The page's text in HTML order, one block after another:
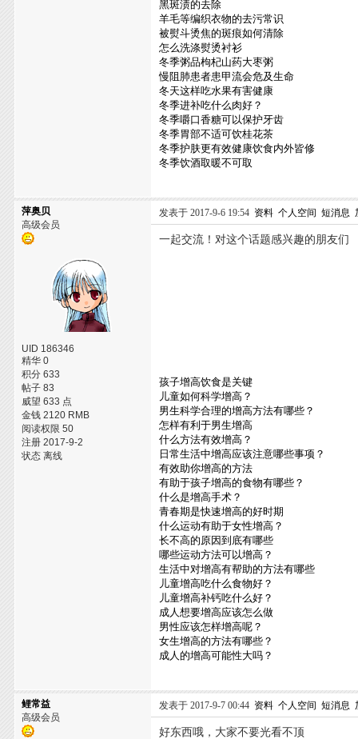
黑斑渍的去除
羊毛等编织衣物的去污常识
被熨斗烫焦的斑痕如何清除
怎么洗涤熨烫衬衫
冬季粥品枸杞山药大枣粥
慢阻肺患者患甲流会危及生命
冬天这样吃水果有害健康
冬季进补吃什么肉好？
冬季嚼口香糖可以保护牙齿
冬季胃部不适可饮桂花茶
冬季护肤更有效健康饮食内外皆修
冬季饮酒取暖不可取
萍奥贝
高级会员
UID 186346
精华 0
积分 633
帖子 83
威望 633 点
金钱 2120 RMB
阅读权限 50
注册 2017-9-2
状态 离线
发表于 2017-9-6 19:54 资料 个人空间 短消息
一起交流！对这个话题感兴趣的朋友们
孩子增高饮食是关键
儿童如何科学增高？
男生科学合理的增高方法有哪些？
怎样有利于男生增高
什么方法有效增高？
日常生活中增高应该注意哪些事项？
有效助你增高的方法
有助于孩子增高的食物有哪些？
什么是增高手术？
青春期是快速增高的好时期
什么运动有助于女性增高？
长不高的原因到底有哪些
哪些运动方法可以增高？
生活中对增高有帮助的方法有哪些
儿童增高吃什么食物好？
儿童增高补钙吃什么好？
成人想要增高应该怎么做
男性应该怎样增高呢？
女生增高的方法有哪些？
成人的增高可能性大吗？
鲤常益
高级会员
发表于 2017-9-7 00:44 资料 个人空间 短消息
好东西哦，大家不要光看不顶